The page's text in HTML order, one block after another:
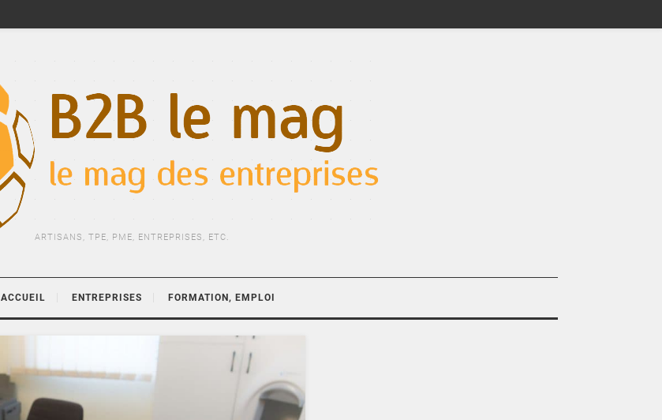
ARTISANS, TPE, PME, ENTREPRISES, ETC.
ACCUEIL ENTREPRISES FORMATION, EMPLOI